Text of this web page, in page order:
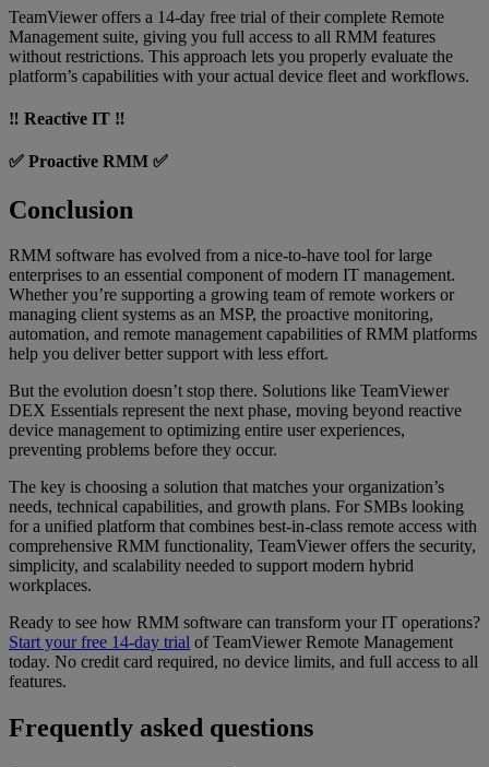
TeamViewer offers a 14-day free trial of their complete Remote
Management suite, giving you full access to all RMM features
without restrictions. This approach lets you properly evaluate the
platform’s capabilities with your actual device fleet and workflows.
‼️ Reactive IT ‼️
✅ Proactive RMM ✅
Conclusion
RMM software has evolved from a nice-to-have tool for large
enterprises to an essential component of modern IT management.
Whether you’re supporting a growing team of remote workers or
managing client systems as an MSP, the proactive monitoring,
automation, and remote management capabilities of RMM platforms
help you deliver better support with less effort.
But the evolution doesn’t stop there. Solutions like TeamViewer
DEX Essentials represent the next phase, moving beyond reactive
device management to optimizing entire user experiences,
preventing problems before they occur.
The key is choosing a solution that matches your organization’s
needs, technical capabilities, and growth plans. For SMBs looking
for a unified platform that combines best-in-class remote access with
comprehensive RMM functionality, TeamViewer offers the security,
simplicity, and scalability needed to support modern hybrid
workplaces.
Ready to see how RMM software can transform your IT operations?
Start your free 14-day trial of TeamViewer Remote Management
today. No credit card required, no device limits, and full access to all
features.
Frequently asked questions